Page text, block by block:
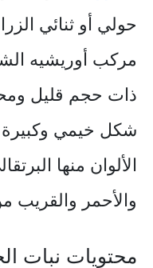
حولي أو ثنائي
مركب أوريشيه
ذات حجم قليل
شكل خيمي وكبيرة
الألوان منها
والأحمر والقريب
محتويات نبات